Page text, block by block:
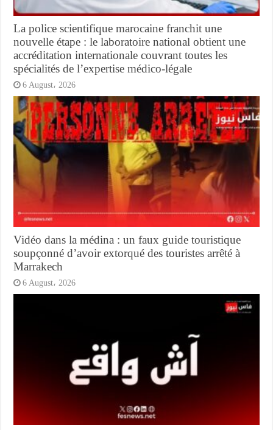
La police scientifique marocaine franchit une
nouvelle étape : le laboratoire national obtient une
accréditation internationale couvrant toutes les
spécialités de l’expertise médico-légale
6 August، 2026
Vidéo dans la médina : un faux guide touristique
soupçonné d’avoir extorqué des touristes arrêté à
Marrakech
6 August، 2026